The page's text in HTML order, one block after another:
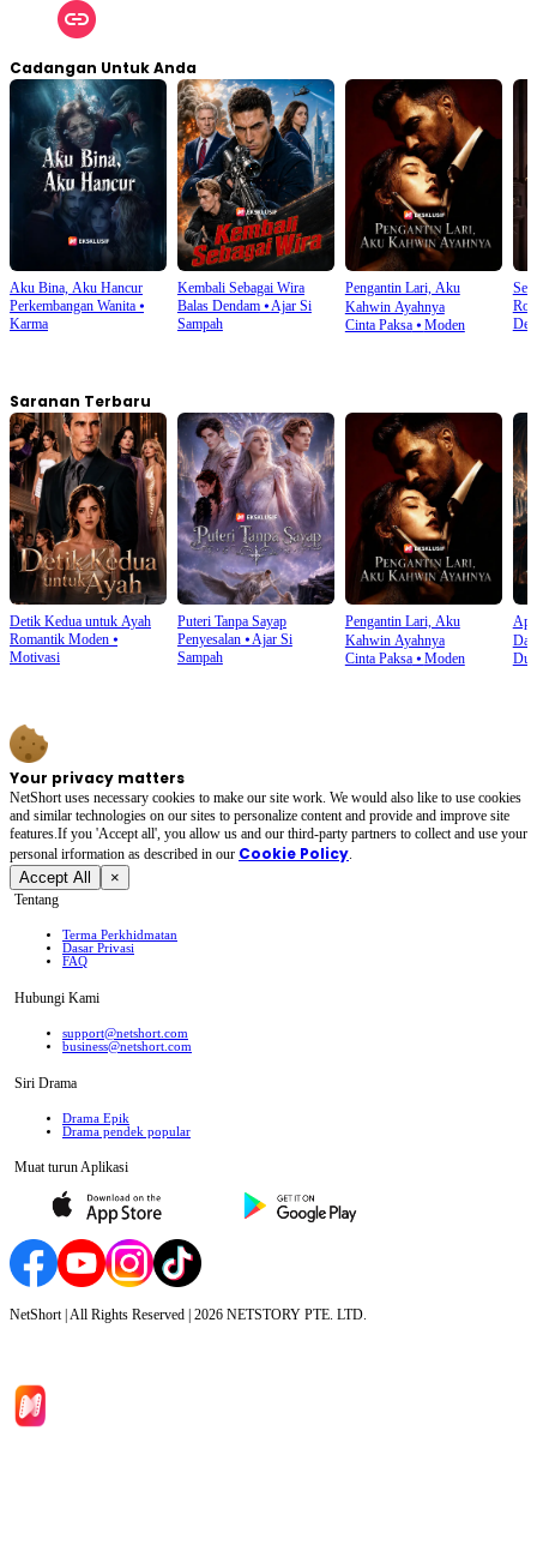
Cadangan Untuk Anda
Aku Bina, Aku Hancur
Perkembangan Wanita ⦁
Karma
Kembali Sebagai Wira
Balas Dendam⦁Ajar Si
Sampah
Pengantin Lari, Aku
Kahwin Ayahnya
Cinta Paksa⦁ Moden
Saranan Terbaru
Detik Kedua untuk Ayah
Romantik Moden ⦁
Motivasi
Puteri Tanpa Sayap
Penyesalan⦁Ajar Si
Sampah
Pengantin Lari, Aku
Kahwin Ayahnya
Cinta Paksa⦁ Moden
Api
Your privacy matters
NetShort uses necessary cookies to make our site work. We would also like to use cookies
and similar technologies on our sites to personalize content and provide and improve site
features.If you 'Accept all', you allow us and our third-party partners to collect and use your
personal irformation as described in our Cookie Policy.
Accept All ×
Tentang
Terma Perkhidmatan
Dasar Privasi
FAQ
Hubungi Kami
support@netshort.com
business@netshort.com
Siri Drama
Drama Epik
Drama pendek popular
Muat turun Aplikasi
NetShort | All Rights Reserved | 2026 NETSTORY PTE. LTD.